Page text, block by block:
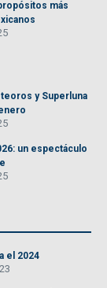
más
y Superluna
un espectáculo
el 2024